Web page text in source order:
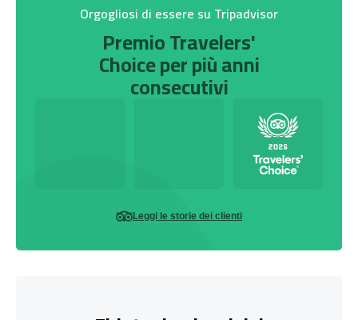
Orgogliosi di essere su Tripadvisor
Premio Travelers'
Choice per più anni
consecutivi
Leggi le storie dei clienti